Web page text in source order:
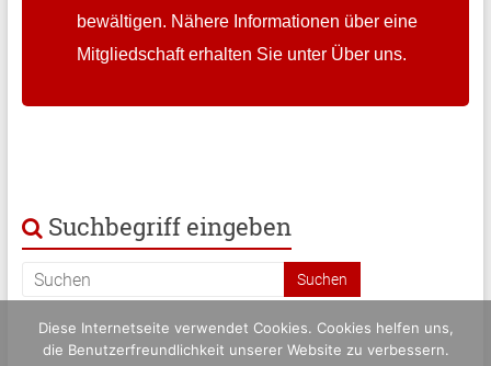
bewältigen. Nähere Informationen über eine
Mitgliedschaft erhalten Sie unter Über uns.
Suchbegriff eingeben
Diese Internetseite verwendet Cookies. Cookies helfen uns,
die Benutzerfreundlichkeit unserer Website zu verbessern.